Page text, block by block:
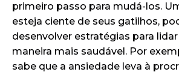
primeiro passo para mudá-los.
esteja ciente de seus gatilhos,
desenvolver estratégias para
maneira mais saudável. Por
sabe que a ansiedade leva à